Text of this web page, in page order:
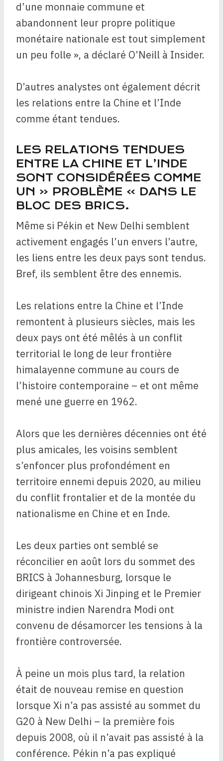
d’une monnaie commune et
abandonnent leur propre politique
monétaire nationale est tout simplement
un peu folle », a déclaré O’Neill à Insider.
D’autres analystes ont également décrit
les relations entre la Chine et l’Inde
comme étant tendues.
LES RELATIONS TENDUES
ENTRE LA CHINE ET L’INDE
SONT CONSIDÉRÉES COMME
UN « PROBLÈME » DANS LE
BLOC DES BRICS.
Même si Pékin et New Delhi semblent
activement engagés l’un envers l’autre,
les liens entre les deux pays sont tendus.
Bref, ils semblent être des ennemis.
Les relations entre la Chine et l’Inde
remontent à plusieurs siècles, mais les
deux pays ont été mêlés à un conflit
territorial le long de leur frontière
himalayenne commune au cours de
l’histoire contemporaine – et ont même
mené une guerre en 1962.
Alors que les dernières décennies ont été
plus amicales, les voisins semblent
s’enfoncer plus profondément en
territoire ennemi depuis 2020, au milieu
du conflit frontalier et de la montée du
nationalisme en Chine et en Inde.
Les deux parties ont semblé se
réconcilier en août lors du sommet des
BRICS à Johannesburg, lorsque le
dirigeant chinois Xi Jinping et le Premier
ministre indien Narendra Modi ont
convenu de désamorcer les tensions à la
frontière controversée.
À peine un mois plus tard, la relation
était de nouveau remise en question
lorsque Xi n’a pas assisté au sommet du
G20 à New Delhi – la première fois
depuis 2008, où il n’avait pas assisté à la
conférence. Pékin n’a pas expliqué